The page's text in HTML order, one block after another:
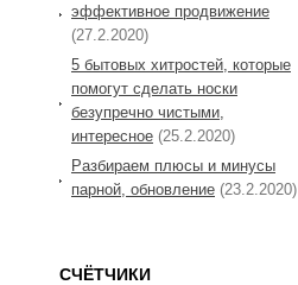
эффективное продвижение
(27.2.2020)
5 бытовых хитростей, которые
помогут сделать носки
безупречно чистыми,
интересное (25.2.2020)
Разбираем плюсы и минусы
парной, обновление (23.2.2020)
СЧЁТЧИКИ